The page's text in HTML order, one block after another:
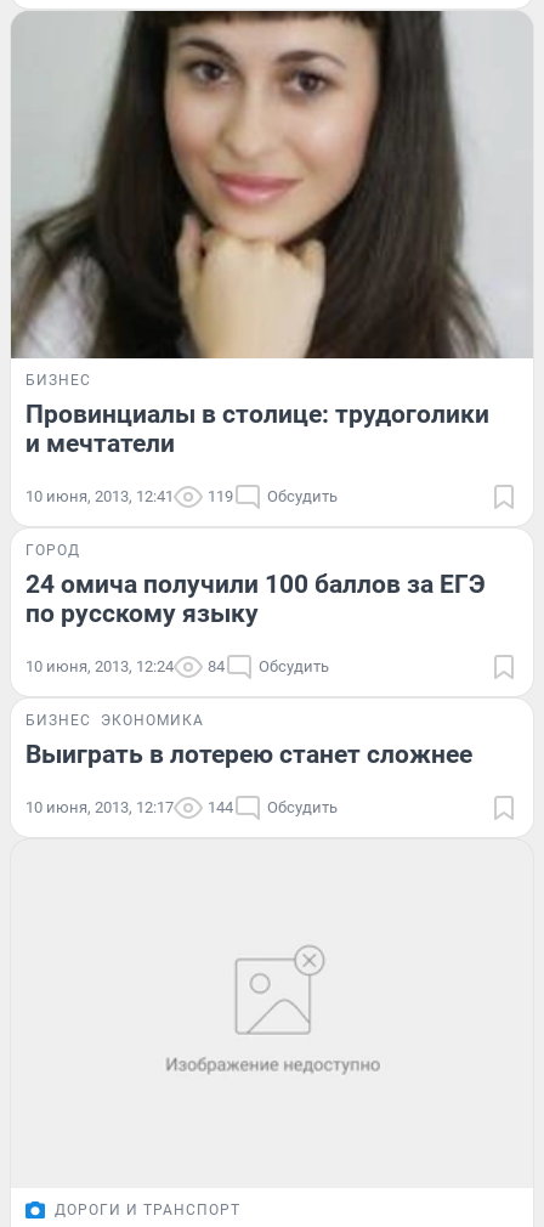
БИЗНЕС
Провинциалы в столице: трудоголики
и мечтатели
10 июня, 2013, 12:41 119 Обсудить
ГОРОД
24 омича получили 100 баллов за ЕГЭ
по русскому языку
10 июня, 2013, 12:24 84 Обсудить
БИЗНЕС ЭКОНОМИКА
Выиграть в лотерею станет сложнее
10 июня, 2013, 12:17 144 Обсудить
ДОРОГИ И ТРАНСПОРТ